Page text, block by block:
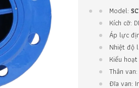
Model:
Kích cỡ:
Áp lực
Nhiệt độ
Kiểu
Thân
Đĩa van: